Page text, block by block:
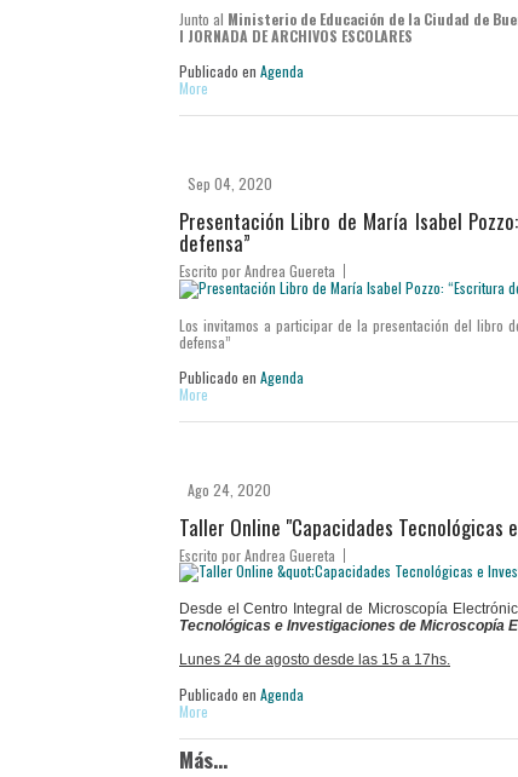
Junto al Ministerio de Educación de la Ciudad de
I JORNADA DE ARCHIVOS ESCOLARES
Publicado en Agenda
More
Sep 04, 2020
Presentación Libro de María Isabel
defensa”
Escrito porAndrea Guereta
Los invitamos a participar de la presentación del libro
defensa”
Publicado en Agenda
More
Ago 24, 2020
Taller Online "Capacidades
Escrito porAndrea Guereta
Desde el Centro Integral de Microscopía
Tecnológicas e Investigaciones de Microscopía
Lunes 24 de agosto desde las 15 a 17hs.
Publicado en Agenda
More
Más...